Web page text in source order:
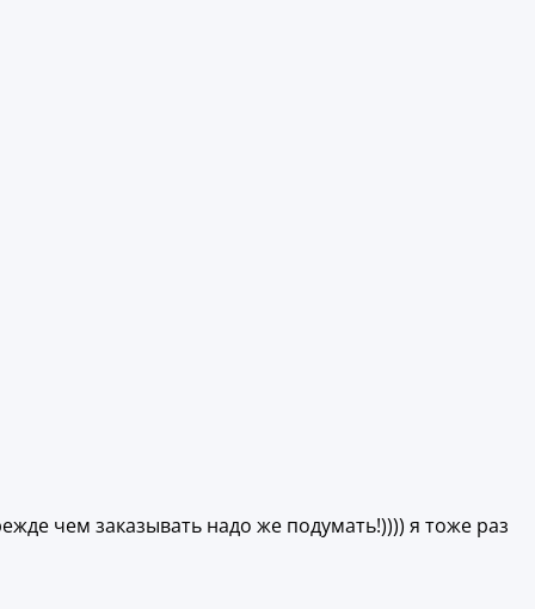
чем заказывать надо же подумать!)))) я тоже раз